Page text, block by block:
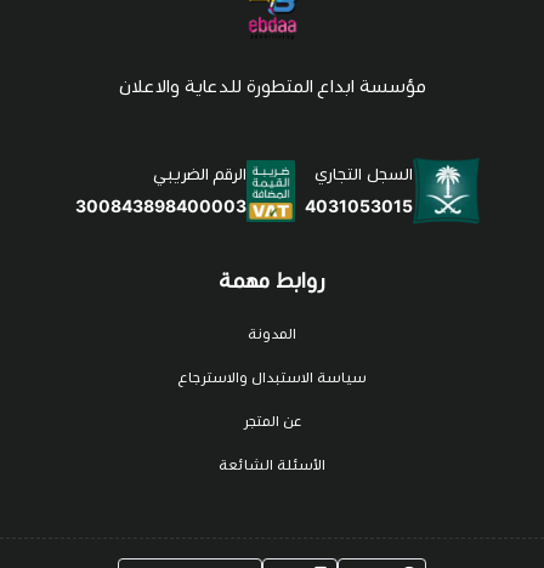
روابط مهمة
المدونة
سياسة الاستبدال والاسترجاع
عن المتجر
الأسئلة الشائعة
مؤسسة ابداع المتطورة للدعاية والاعلان
السجل التجاري
4031053015
الرقم الضريبي
300843898400003